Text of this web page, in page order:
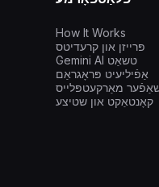
How It Works
פּרייזן און קרעדיטס
Gemini AI טשאַט
אַפֿיליעיט פּראָגראַם
מאַרקעטפּלייס
קאָנטאַקט און שטיצע